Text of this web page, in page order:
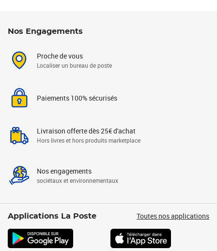
Nos Engagements
Proche de vous
Localiser un bureau de poste
Paiements 100% sécurisés
Livraison offerte dès 25€ d'achat
Hors livres et hors produits marketplace
Nos engagements
sociétaux et environnementaux
Applications La Poste Toutes nos applications